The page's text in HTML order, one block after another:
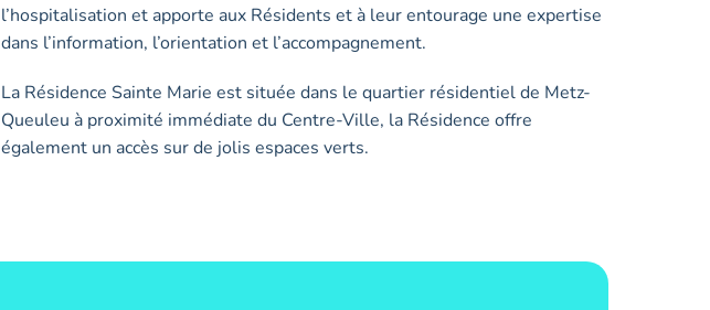
l’hospitalisation et apporte aux Résidents et à leur entourage une expertise
dans l’information, l’orientation et l’accompagnement.
La Résidence Sainte Marie est située dans le quartier résidentiel de Metz-
Queuleu à proximité immédiate du Centre-Ville, la Résidence offre
également un accès sur de jolis espaces verts.